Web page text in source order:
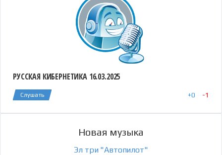
РУССКАЯ КИБЕРНЕТИКА 16.03.2025
Слушать +0 -1
Новая музыка
Эл три "Автопилот"